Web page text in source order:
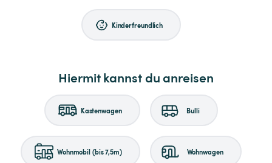
Kinderfreundlich
Hiermit kannst du anreisen
Kastenwagen Bulli
Wohnmobil (bis 7,5m) Wohnwagen